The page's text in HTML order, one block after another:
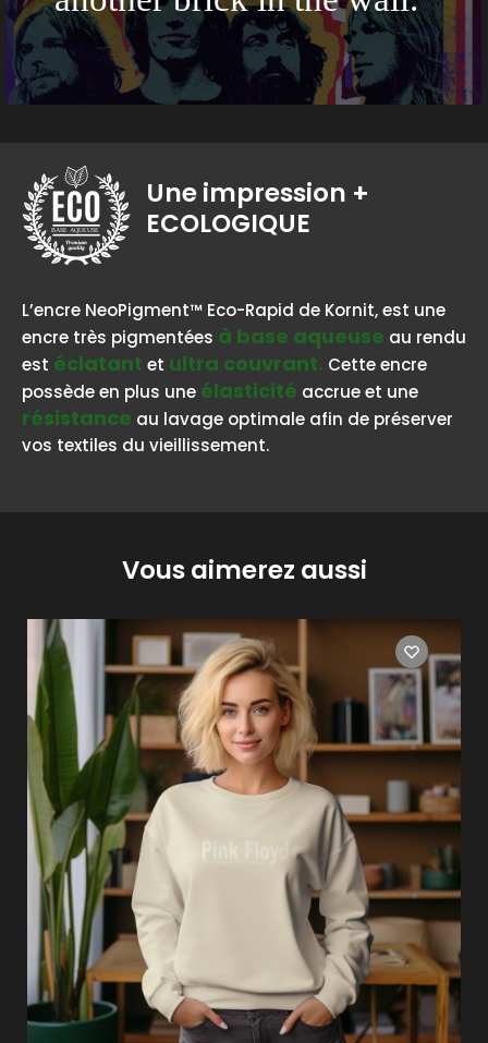
BASE AQUEUSE
Une impression +
ECOLOGIQUE
L’encre NeoPigment™ Eco-Rapid de Kornit, est une
encre très pigmentées à base aqueuse au rendu
est éclatant et ultra couvrant. Cette encre
possède en plus une élasticité accrue et une
résistance au lavage optimale afin de préserver
vos textiles du vieillissement.
Vous aimerez aussi